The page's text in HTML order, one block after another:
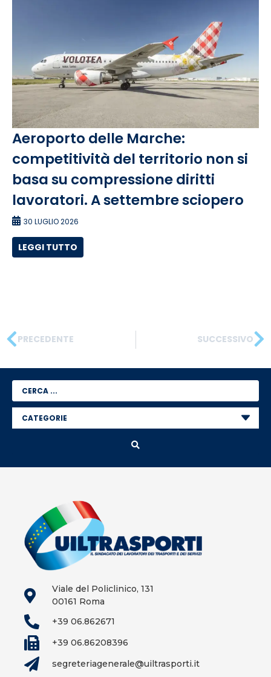
Aeroporto delle Marche:
competitività del territorio non si
basa su compressione diritti
lavoratori. A settembre sciopero
30 LUGLIO 2026
LEGGI TUTTO
PRECEDENTE SUCCESSIVO
Viale del Policlinico, 131
00161 Roma
+39 06.862671
+39 06.86208396
segreteriagenerale@uiltrasporti.it